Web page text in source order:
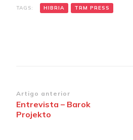
TAGS: HIBRIA TRM PRESS
Navegação
de
Artigo anterior
Entrevista – Barok
Projekto